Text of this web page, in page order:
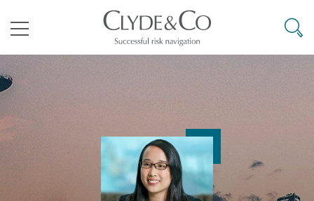
空
Carrier Liability
公司
Commercial Disputes
Marine
Casualty
环境保护法
Compliance
候变化
罗
谷
拉加斯
布扎比
特兰大
伯丁
目录
其礼律所事务所
搜寻